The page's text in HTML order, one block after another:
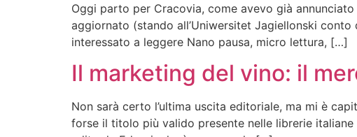
Oggi parto per Cracovia, come avevo già
aggiornato (stando all’Uniwersitet Jagiellonski
interessato a leggere Nano pausa, micro lettura, […]
Il marketing del vino: il
Non sarà certo l’ultima uscita editoriale, ma mi è
forse il titolo più valido presente nelle librerie